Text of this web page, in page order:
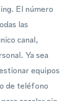
El número
las
canal,
Ya sea
equipos
de teléfono